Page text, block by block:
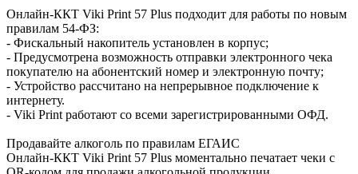
Онлайн-ККТ Viki Print 57 Plus подходит для работы по новым
правилам 54-ФЗ:
- Фискальный накопитель установлен в корпус;
- Предусмотрена возможность отправки электронного чека
покупателю на абонентский номер и электронную почту;
- Устройство рассчитано на непрерывное подключение к
интернету.
- Viki Print работают со всеми зарегистрированными ОФД.
Продавайте алкоголь по правилам ЕГАИС
Онлайн-ККТ Viki Print 57 Plus моментально печатает чеки с